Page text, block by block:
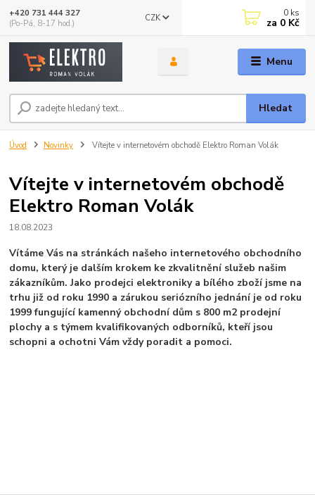
Menu
CZK
Hledat
+420 731 444 327
(Po-Pá, 8-17 hod.)
0 ks
za 0 Kč
Úvod Novinky Vítejte v internetovém obchodě Elektro Roman Volák
Vítejte v internetovém obchodě
Elektro Roman Volák
18.08.2023
Vítáme Vás na stránkách našeho internetového obchodního
domu, který je dalším krokem ke zkvalitnění služeb našim
zákazníkům. Jako prodejci elektroniky a bílého zboží jsme na
trhu již od roku 1990 a zárukou seriózního jednání je od roku
1999 fungující kamenný obchodní dům s 800 m2 prodejní
plochy a s týmem kvalifikovaných odborníků, kteří jsou
schopni a ochotni Vám vždy poradit a pomoci.